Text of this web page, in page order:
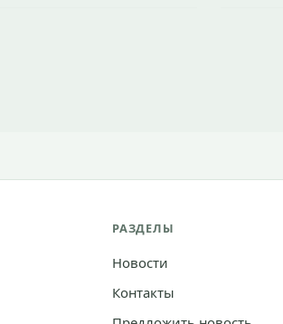
РАЗДЕЛЫ
Новости
Контакты